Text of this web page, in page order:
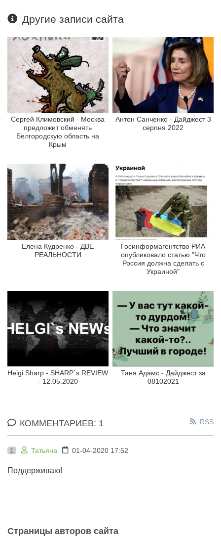
Другие записи сайта
Сергей Климовский - Москва
предложит обменять
Белгородскую область на
Крым
Антон Санченко - Дайджест 3
серпня 2022
Елена Кудренко - ДВЕ
РЕАЛЬНОСТИ
Госинформагентство РИА
опубликовало статью "Что
Россия должна сделать с
Украиной"
Helgi Sharp - SHARP`s REVIEW
- 12.05.2020
Таня Адамс - Дайджест за
08102021
КОММЕНТАРИЕВ: 1 RSS
1 Татьяна 01-04-2020 17:52
Поддерживаю!
Страницы авторов сайта